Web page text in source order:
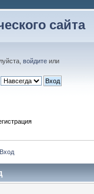
сайта
войдите или
Вход